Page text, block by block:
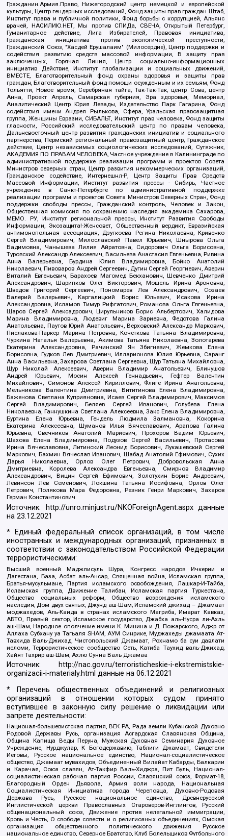
Гражданин.Армия.Право, Нижегородский центр немецкой и европейской
культуры, Центр гендерных исследований, Фонд защиты прав граждан Штаб,
Институт права и публичной политики, Фонд борьбы с коррупцией, Альянс
врачей, НАСИЛИЮ.НЕТ, Мы против СПИДа, СВЕЧА, Открытый Петербург,
Гуманитарное действие, Лига Избирателей, Правовая инициатива,
Гражданская инициатива против экологической преступности,
Гражданский Союз, "Хасдей Ерушалаим" (Милосердие), Центр поддержки и
содействия развитию средств массовой информации, В защиту прав
заключенных, Горячая Линия, Центр социально-информационных
инициатив Действие, Институт глобализации и социальных движений,
ВМЕСТЕ, Благотворительный фонд охраны здоровья и защиты прав
граждан, Благотворительный фонд помощи осужденным и их семьям, Фонд
Тольятти, Новое время, Серебряная тайга, Так-Так-Так, центр Сова, центр
Анна, Проект Апрель, Самарская губерния, Эра здоровья, Мемориал,
Аналитический Центр Юрия Левады, Издательство Парк Гагарина, Фонд
содействия имени Андрея Рылькова, Сфера, Уральская правозащитная
группа, Женщины Евразии, СИБАЛЬТ, Институт прав человека, Фонд защиты
гласности, Российский исследовательский центр по правам человека,
Дальневосточный центр развития гражданских инициатив и социального
партнерства, Пермский региональный правозащитный центр, Гражданское
действие, Центр независимых социологических исследований, Сутяжник,
АКАДЕМИЯ ПО ПРАВАМ ЧЕЛОВЕКА, Частное учреждение в Калининграде по
административной поддержке реализации программ и проектов Совета
Министров северных стран, Центр развития некоммерческих организаций,
Гражданское содействие, Интернешнл-Р, Центр Защиты Прав Средств
Массовой Информации, Институт развития прессы - Сибирь, Частное
учреждение в Санкт-Петербурге по административной поддержке
реализации программ и проектов Совета Министров Северных Стран, Фонд
поддержки свободы прессы, Гражданский контроль, Человек и Закон,
Общественная комиссия по сохранению наследия академика Сахарова,
МЕМО. РУ, Институт региональной прессы, Институт Развития Свободы
Информации, Экозащита!-Женсовет, Общественный вердикт, Евразийская
антимонопольная ассоциация, Дзугкоева Регина Николаевна, Кривенко
Сергей Владимирович, Милославский Павел Юрьевич, Шнырова Ольга
Вадимовна, Чанышева Лилия Айратовна, Сидорович Ольга Борисовна,
Туровский Александр Алексеевич, Васильева Анастасия Евгеньевна, Ривина
Анна Валерьевна, Бурдина Юлия Владимировна, Бойко Анатолий
Николаевич, Пивоваров Андрей Сергеевич, Дугин Сергей Георгиевич, Аверин
Виталий Евгеньевич, Барахоев Магомед Бекханович, Шевченко Дмитрий
Александрович, Шарипков Олег Викторович, Мошель Ирина Ароновна,
Шведов Григорий Сергеевич, Пономарев Лев Александрович, Созаев
Валерий Валерьевич, Каргалицкий Борис Юльевич, Исакова Ирина
Александровна, Исламов Тимур Рифгатович, Романова Ольга Евгеньевна,
Щаров Сергей Алексадрович, Цирульников Борис Альбертович, Халидова
Марина Владимировна, Людевиг Марина Зариевна, Федотова Галина
Анатольевна, Паутов Юрий Анатольевич, Верховский Александр Маркович,
Пислакова-Паркер Марина Петровна, Кочеткова Татьяна Владимировна,
Чуркина Наталья Валерьевна, Акимова Татьяна Николаевна, Золотарева
Екатерина Александровна, Рачинский Ян Збигневич, Жемкова Елена
Борисовна, Гудков Лев Дмитриевич, Илларионова Юлия Юрьевна, Саранг
Анна Васильевна, Захарова Светлана Сергеевна, Щур Татьяна Михайловна,
Щур Николай Алексеевич, Аверин Владимир Анатольевич, Блинушов
Андрей Юрьевич, Мосин Алексей Геннадьевич, Гефтер Валентин
Михайлович, Симонов Алексей Кириллович, Флиге Ирина Анатольевна,
Мельникова Валентина Дмитриевна, Вититинова Елена Владимировна,
Баженова Светлана Куприяновна, Исаев Сергей Владимирович, Максимов
Сергей Владимирович, Беляев Сергей Иванович, Голубева Елена
Николаевна, Ганнушкина Светлана Алексеевна, Закс Елена Владимировна,
Буртина Елена Юрьевна, Гендель Людмила Залмановна, Кокорина
Екатерина Алексеевна, Шуманов Илья Вячеславович, Арапова Галина
Юрьевна, Свечников Анатолий Мариевич, Прохоров Вадим Юрьевич,
Шахова Елена Владимировна, Подузов Сергей Васильевич, Протасова
Ирина Вячеславовна, Литинский Леонид Борисович, Лукашевский Сергей
Маркович, Бахмин Вячеслав Иванович, Шабад Анатолий Ефимович, Сухих
Дарья Николаевна, Орлов Олег Петрович, Добровольская Анна
Дмитриевна, Королева Александра Евгеньевна, Смирнов Владимир
Александрович, Вицин Сергей Ефимович, Золотухин Борис Андреевич,
Левинсон Лев Семенович, Локшина Татьяна Иосифовна, Орлов Олег
Петрович, Полякова Мара Федоровна, Резник Генри Маркович, Захаров
Герман Константинович
Источник: http://unro.minjust.ru/NKOForeignAgent.aspxданные
на23.12.2021
* Единый федеральный список организаций, в том числе
иностранных и международных организаций, признанных в
соответствии с законодательством Российской Федерации
террористическими:
Высший военный Маджлисуль Шура, Конгресс народов Ичкерии и
Дагестана, База, Асбат аль-Ансар, Священная война, Исламская группа,
Братья-мусульмане, Партия исламского освобождения, Лашкар-И-Тайба,
Исламская группа, Движение Талибан, Исламская партия Туркестана,
Общество социальных реформ, Общество возрождения исламского
наследия, Дом двух святых, Джунд аш-Шам, Исламский джихад – Джамаат
моджахедов, Аль-Каида в странах исламского Магриба, Имарат Кавказ,
АБТО, Правый сектор, Исламское государство, Джабха аль-Нусра ли-Ахль
аш-Шам, Народное ополчение имени К. Минина и Д. Пожарского, Аджр от
Аллаха Субхану уа Тагьаля SHAM, АУМ Синрике, Муджахеды джамаата Ат-
Тавхида Валь-Джихад, Чистопольский Джамаат, Рохнамо ба суи давлати
исломи, Террористическое сообщество Сеть, Катиба Таухид валь-Джихад,
Хайят Тахрир аш-Шам, Ахлю Сунна Валь Джамаа
Источник:
http://nac.gov.ru/terroristicheskie-i-ekstremistskie-
organizacii-i-materialy.html данные на06.12.2021
* Перечень общественных объединений и религиозных
организаций в отношении которых судом принято
вступившее в законную силу решение о ликвидации или
запрете деятельности:
Национал-большевистская партия, ВЕК РА, Рада земли Кубанской Духовно
Родовой Державы Русь, организация Асгардская Славянская Община,
Община Капища Веды Перуна, Мужская Духовная Семинария Духовное
Учреждение, Нурджулар, К Богодержавию, Таблиги Джамаат, Свидетели
Иеговы, Русское национальное единство, Национал-социалистическое
общество, Джамаат мувахидов, Объединенный Вилайат Кабарды, Балкарии
и Карачая, Союз славян, Ат-Такфир Валь-Хиджра, Пит Буль, Национал-
социалистическая рабочая партия России, Славянский союз, Формат-18,
Благородный Орден Дьявола, Армия воли народа, Национальная
Социалистическая Инициатива города Череповца, Духовно-Родовая
Держава Русь, Русское национальное единство, Древнерусской
Инглистической церкви Православных Староверов-Инглингов, Русский
общенациональный союз, Движение против нелегальной иммиграции,
Кровь и Честь, О свободе совести и о религиозных объединениях, Омская
организация общественного политического движения Русское
национальное единство, Северное Братство, Клуб Болельщиков Футбольного